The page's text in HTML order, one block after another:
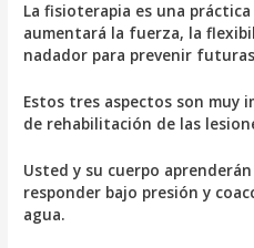
La fisioterapia es una
aumentará la fuerza, la
nadador para prevenir
Estos tres aspectos son muy
de rehabilitación de las
Usted y su cuerpo
responder bajo presión y
agua.